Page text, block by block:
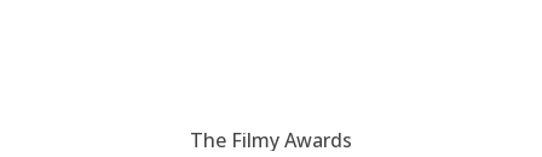
The Filmy Awards